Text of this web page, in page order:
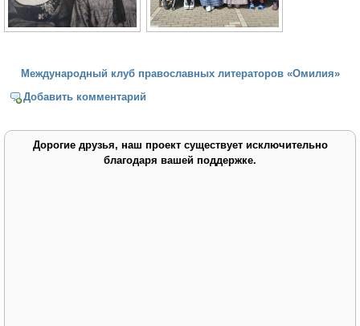
Международный клуб православных литераторов «Омилия»
Добавить комментарий
Дорогие друзья, наш проект существует исключительно
благодаря вашей поддержке.